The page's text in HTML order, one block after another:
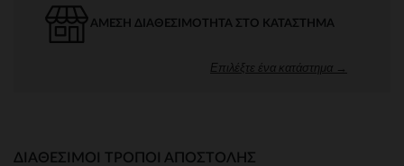
ΆΜΕΣΗ ΔΙΑΘΕΣΙΜΌΤΗΤΑ ΣΤΟ ΚΑΤΆΣΤΗΜΑ
Επιλέξτε ένα κατάστημα →
ΔΙΑΘΈΣΙΜΟΙ ΤΡΌΠΟΙ ΑΠΟΣΤΟΛΉΣ